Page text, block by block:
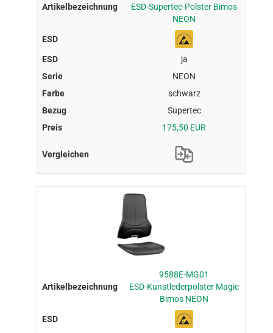
ESD-Supertec-Polster Bimos
NEON
ja
NEON
schwarz
Supertec
175,50 EUR
9588E-MG01
ESD-Kunstlederpolster Magic
Bimos NEON